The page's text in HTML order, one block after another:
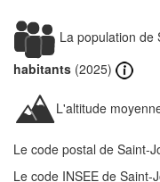
La population de
habitants (2025)
L'altitude
Le code postal de Saint-
Le code INSEE de Saint-